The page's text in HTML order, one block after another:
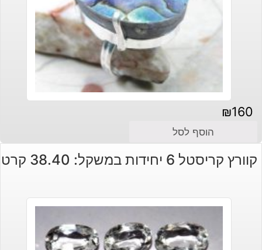
₪160
הוסף לסל
קוורץ קריסטל 6 יחידות במשקל: 38.40 קרט